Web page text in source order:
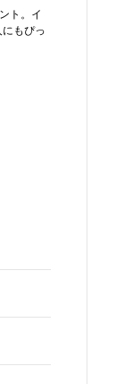
ト。イ
もぴっ